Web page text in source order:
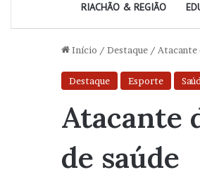
RIACHÃO & REGIÃO
Início / Destaque / Atacante
Destaque Esporte
Atacante
de saúde